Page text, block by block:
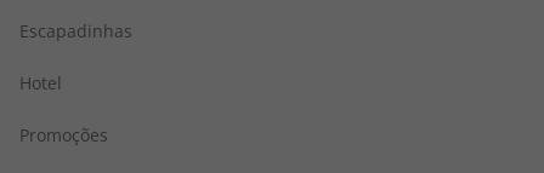
Escapadinhas
Hotel
Promoções